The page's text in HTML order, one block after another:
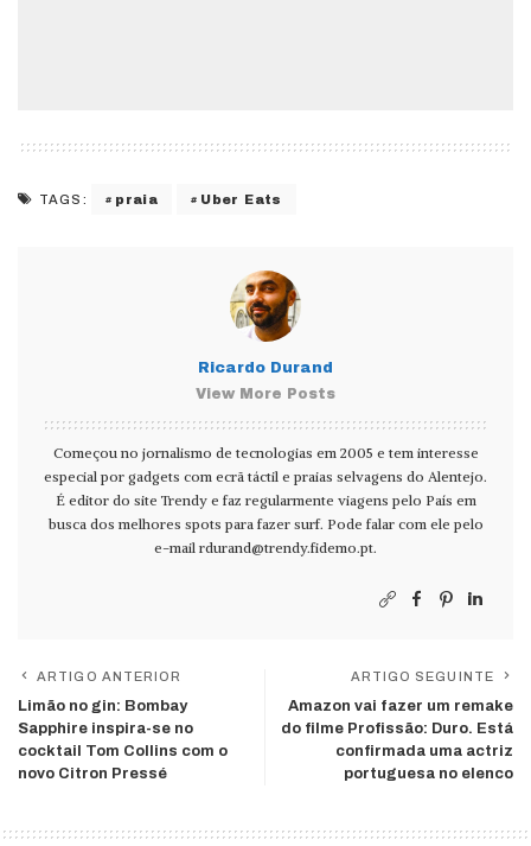
TAGS: praia Uber Eats
Ricardo Durand
View More Posts
Começou no jornalismo de tecnologias em 2005 e tem interesse
especial por gadgets com ecrã táctil e praias selvagens do Alentejo.
É editor do site Trendy e faz regularmente viagens pelo País em
busca dos melhores spots para fazer surf. Pode falar com ele pelo
e-mail rdurand@trendy.fidemo.pt.
ARTIGO ANTERIOR
Limão no gin: Bombay
Sapphire inspira-se no
cocktail Tom Collins com o
novo Citron Pressé
ARTIGO SEGUINTE
Amazon vai fazer um remake
do filme Profissão: Duro. Está
confirmada uma actriz
portuguesa no elenco